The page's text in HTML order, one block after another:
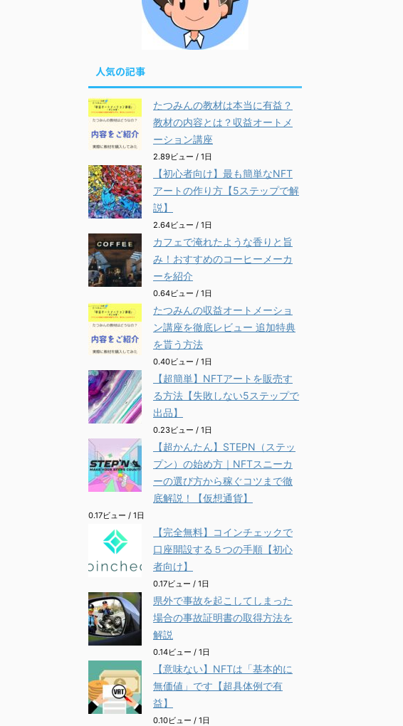
人気の記事
たつみんの教材は本当に有益？
教材の内容とは？収益オートメ
ーション講座
2.89ビュー / 1日
【初心者向け】最も簡単なNFT
アートの作り方【5ステップで解
説】
2.64ビュー / 1日
カフェで淹れたような香りと旨
み！おすすめのコーヒーメーカ
ーを紹介
0.64ビュー / 1日
たつみんの収益オートメーショ
ン講座を徹底レビュー 追加特典
を貰う方法
0.40ビュー / 1日
【超簡単】NFTアートを販売す
る方法【失敗しない5ステップで
出品】
0.23ビュー / 1日
【超かんたん】STEPN（ステッ
プン）の始め方｜NFTスニーカ
ーの選び方から稼ぐコツまで徹
底解説！【仮想通貨】
0.17ビュー / 1日
【完全無料】コインチェックで
口座開設する５つの手順【初心
者向け】
0.17ビュー / 1日
県外で事故を起こしてしまった
場合の事故証明書の取得方法を
解説
0.14ビュー / 1日
【意味ない】NFTは「基本的に
無価値」です【超具体例で有
益】
0.10ビュー / 1日